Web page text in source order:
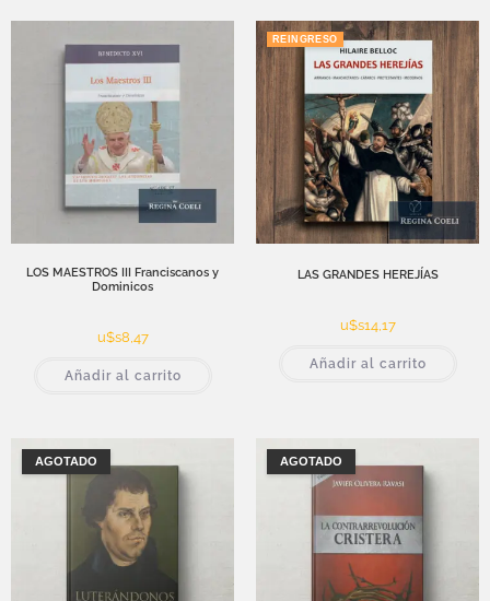
LOS MAESTROS III Franciscanos y
Dominicos
u$s8,47
Añadir al carrito
REINGRESO
LAS GRANDES HEREJÍAS
u$s14,17
Añadir al carrito
AGOTADO AGOTADO